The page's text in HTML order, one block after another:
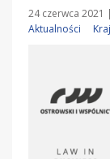
24 czerwca 2021
Aktualności